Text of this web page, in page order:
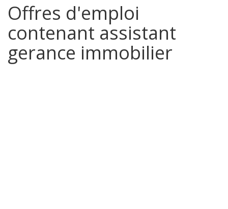
Offres d'emploi
contenant assistant
gerance immobilier